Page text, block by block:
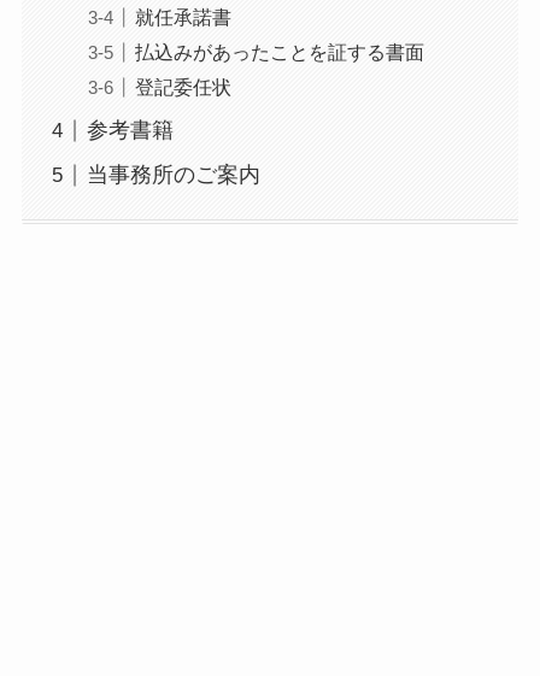
就任承諾書
払込みがあったことを証する書面
登記委任状
参考書籍
当事務所のご案内